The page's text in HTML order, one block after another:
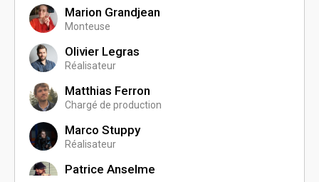
Marion Grandjean
Monteuse
Olivier Legras
Réalisateur
Matthias Ferron
Chargé de production
Marco Stuppy
Réalisateur
Patrice Anselme